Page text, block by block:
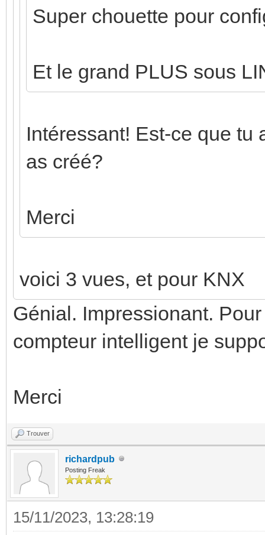
Super chouette pour
Et le grand PLUS sous
Intéressant! Est-ce que tu
as créé?
Merci
voici 3 vues, et pour KNX
Génial. Impressionant.
compteur intelligent je
Merci
Trouver
richardpub
Posting Freak
15/11/2023, 13:28:19